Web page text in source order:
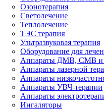
Озонотерапия
Светолечение
Теплолечение
ТЭС терапия
Ультразвуковая терапия
Оборудование для
Аппараты ДМВ, СМВ и
Аппараты лазерной
Аппараты
Аппараты УВЧ-терапии
Аппараты
Ингаляторы